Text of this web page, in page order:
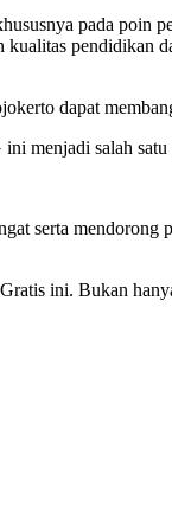
pada poin
pendidikan
dapat
menjadi salah
serta
ini. Bukan